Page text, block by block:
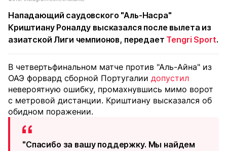
Нападающий саудовского "Аль-Насра"
Криштиану Роналду высказался после вылета из
азиатской Лиги чемпионов, передает Tengri Sport.
В четвертьфинальном матче против "Аль-Айна" из
ОАЭ форвард сборной Португалии допустил
невероятную ошибку, промахнувшись мимо ворот
с метровой дистанции. Криштиану высказался об
обидном поражении.
"Спасибо за вашу поддержку. Мы найдем